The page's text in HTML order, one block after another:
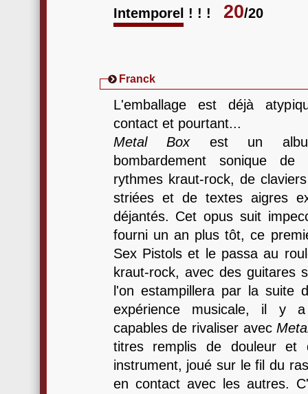
Intemporel ! ! !
20/20
Franck
L'emballage est déjà
contact et pourtant...
Metal Boxest un
bombardement sonique
rythmes kraut-rock, de
striées et de textes aigres
déjantés. Cet opus suit
fourni un an plus tôt, ce
Sex Pistols et le passa au
kraut-rock, avec des guitares
l'on estampillera par la suite
expérience musicale, il y
capables de rivaliser avec
titres remplis de douleur et
instrument, joué sur le fil du
en contact avec les autres.